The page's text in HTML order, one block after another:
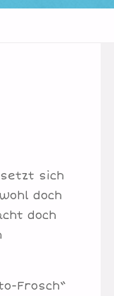
sich
doch
doch
Frosch“